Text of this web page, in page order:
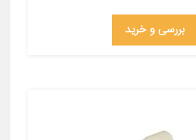
بررسی و خرید